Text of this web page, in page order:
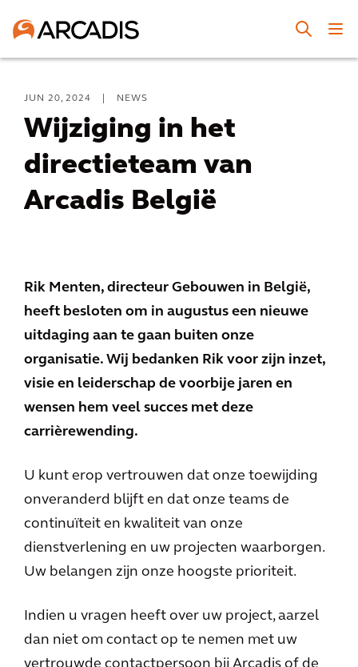
JUN 20, 2024 NEWS
Wijziging in het
directieteam van
Arcadis België
Rik Menten, directeur Gebouwen in België,
heeft besloten om in augustus een nieuwe
uitdaging aan te gaan buiten onze
organisatie. Wij bedanken Rik voor zijn inzet,
visie en leiderschap de voorbije jaren en
wensen hem veel succes met deze
carrièrewending.
U kunt erop vertrouwen dat onze toewijding
onveranderd blijft en dat onze teams de
continuïteit en kwaliteit van onze
dienstverlening en uw projecten waarborgen.
Uw belangen zijn onze hoogste prioriteit.
Indien u vragen heeft over uw project, aarzel
dan niet om contact op te nemen met uw